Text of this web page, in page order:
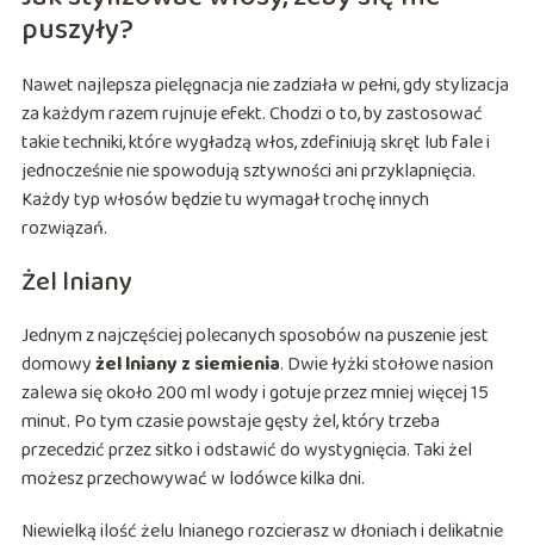
puszyły?
Nawet najlepsza pielęgnacja nie zadziała w pełni, gdy stylizacja
za każdym razem rujnuje efekt. Chodzi o to, by zastosować
takie techniki, które wygładzą włos, zdefiniują skręt lub fale i
jednocześnie nie spowodują sztywności ani przyklapnięcia.
Każdy typ włosów będzie tu wymagał trochę innych
rozwiązań.
Żel lniany
Jednym z najczęściej polecanych sposobów na puszenie jest
domowyżel lniany z siemienia. Dwie łyżki stołowe nasion
zalewa się około 200 ml wody i gotuje przez mniej więcej 15
minut. Po tym czasie powstaje gęsty żel, który trzeba
przecedzić przez sitko i odstawić do wystygnięcia. Taki żel
możesz przechowywać w lodówce kilka dni.
Niewielką ilość żelu lnianego rozcierasz w dłoniach i delikatnie